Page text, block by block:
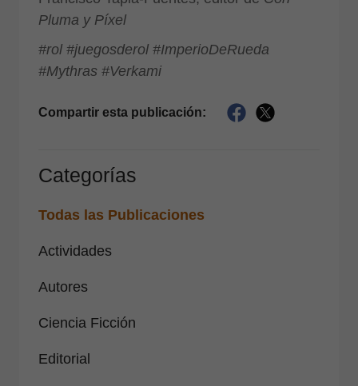
Pluma y Píxel
#rol #juegosderol #ImperioDeRueda
#Mythras #Verkami
Compartir esta publicación:
Categorías
Todas las Publicaciones
Actividades
Autores
Ciencia Ficción
Editorial